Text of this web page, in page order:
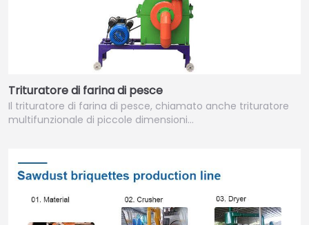
Trituratore di farina di pesce
Il trituratore di farina di pesce, chiamato anche trituratore
multifunzionale di piccole dimensioni…